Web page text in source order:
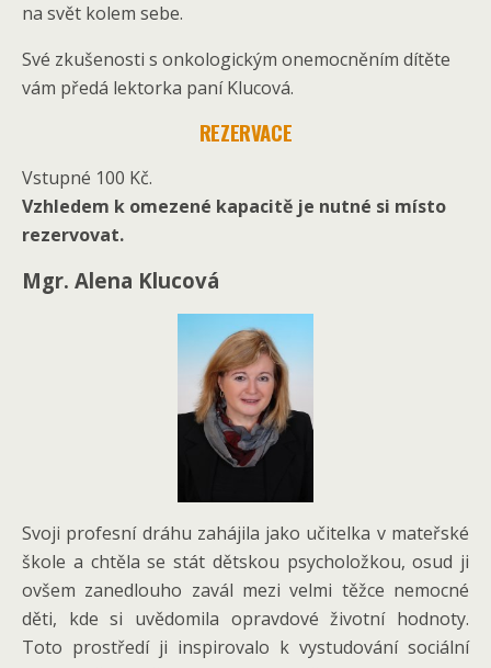
na svět kolem sebe.
Své zkušenosti s onkologickým onemocněním dítěte
vám předá lektorka paní Klucová.
REZERVACE
Vstupné 100 Kč.
Vzhledem k omezené kapacitě je nutné si místo
rezervovat.
Mgr. Alena Klucová
Svoji profesní dráhu zahájila jako učitelka v mateřské
škole a chtěla se stát dětskou psycholožkou, osud ji
ovšem zanedlouho zavál mezi velmi těžce nemocné
děti, kde si uvědomila opravdové životní hodnoty.
Toto prostředí ji inspirovalo k vystudování sociální